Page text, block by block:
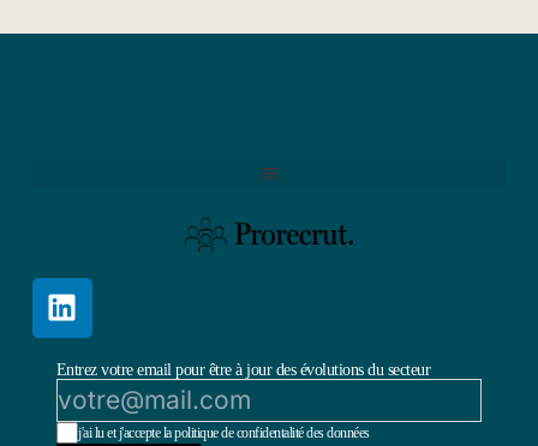
Entrez votre email pour être à jour des évolutions du secteur
j'ai lu et j'accepte la politique de confidentalité des données